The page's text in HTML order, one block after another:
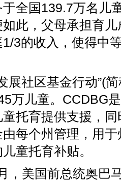
全国139.7万名儿
此，父母承担育
3的收入，使得中
展社区基金行动”(
万儿童。CCDBG
托育提供支援，
每个州管理，用
童托育补贴。
，美国前总统奥巴